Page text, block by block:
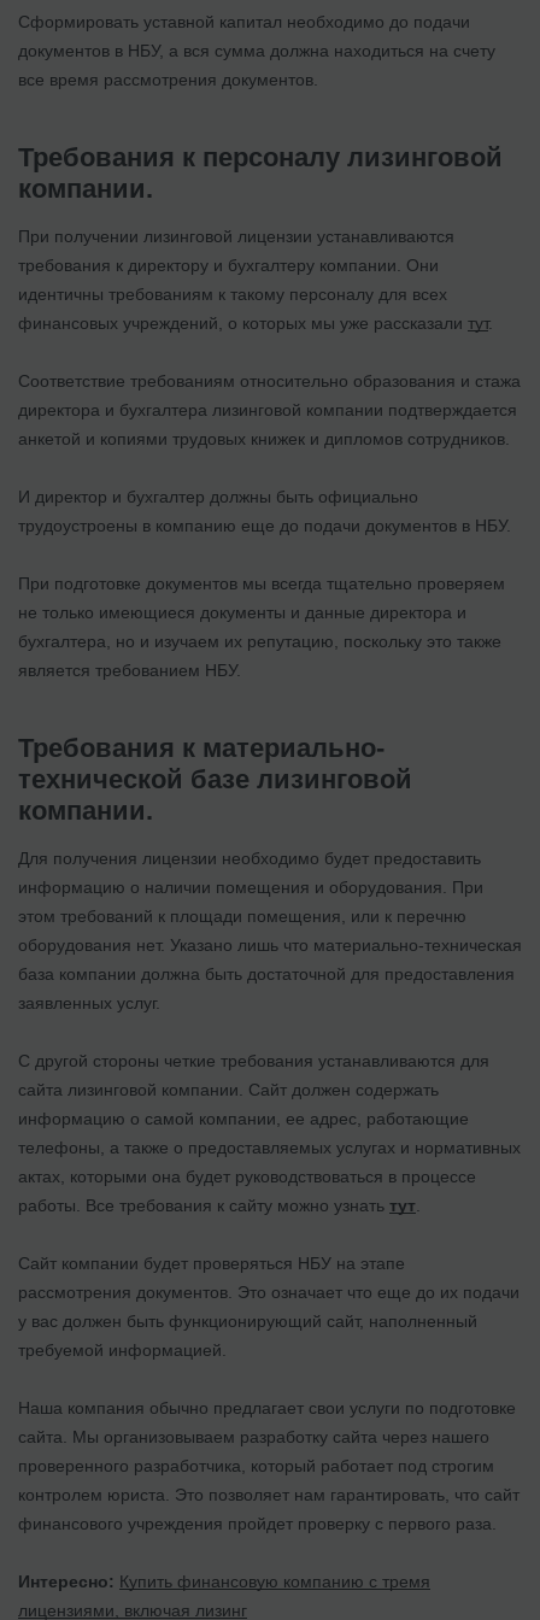
Сформировать уставной капитал необходимо до подачи
документов в НБУ, а вся сумма должна находиться на счету
все время рассмотрения документов.
Требования к персоналу лизинговой
компании.
При получении лизинговой лицензии устанавливаются
требования к директору и бухгалтеру компании. Они
идентичны требованиям к такому персоналу для всех
финансовых учреждений, о которых мы уже рассказали тут.
Соответствие требованиям относительно образования и стажа
директора и бухгалтера лизинговой компании подтверждается
анкетой и копиями трудовых книжек и дипломов сотрудников.
И директор и бухгалтер должны быть официально
трудоустроены в компанию еще до подачи документов в НБУ.
При подготовке документов мы всегда тщательно проверяем
не только имеющиеся документы и данные директора и
бухгалтера, но и изучаем их репутацию, поскольку это также
является требованием НБУ.
Требования к материально-
технической базе лизинговой
компании.
Для получения лицензии необходимо будет предоставить
информацию о наличии помещения и оборудования. При
этом требований к площади помещения, или к перечню
оборудования нет. Указано лишь что материально-техническая
база компании должна быть достаточной для предоставления
заявленных услуг.
С другой стороны четкие требования устанавливаются для
сайта лизинговой компании. Сайт должен содержать
информацию о самой компании, ее адрес, работающие
телефоны, а также о предоставляемых услугах и нормативных
актах, которыми она будет руководствоваться в процессе
работы. Все требования к сайту можно узнать тут
Сайт компании будет проверяться НБУ на этапе
рассмотрения документов. Это означает что еще до их подачи
у вас должен быть функционирующий сайт, наполненный
требуемой информацией.
Наша компания обычно предлагает свои услуги по подготовке
сайта. Мы организовываем разработку сайта через нашего
проверенного разработчика, который работает под строгим
контролем юриста. Это позволяет нам гарантировать, что сайт
финансового учреждения пройдет проверку с первого раза.
Интересно: Купить финансовую компанию с тремя
лицензиями, включая лизинг